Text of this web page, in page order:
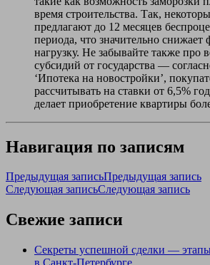
время строительства. Так,
предлагают до 12 месяцев
периода, что значительно снижает
нагрузку. Не забывайте также про
субсидий от государства —
‘Ипотека на новостройки’,
рассчитывать на ставки от 6,5%
делает приобретение квартиры
Навигация по записям
Предыдущая записьПредыдущая запись
Следующая записьСледующая запись
Свежие записи
Секреты успешной сделки —